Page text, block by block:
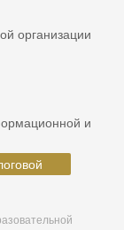
организации
и